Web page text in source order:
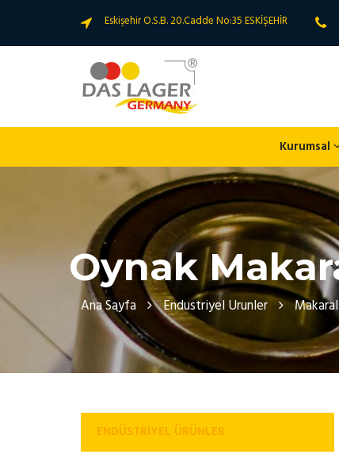
Eskişehir O.S.B. 20.Cadde No:35 ESKİŞEHİR
Kurumsal
Oynak
Ana Sayfa Endustriyel Urunler
ENDÜSTRIYEL ÜRÜNLER